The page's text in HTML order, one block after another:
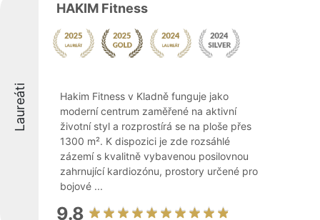
Laureáti
HAKIM Fitness
Hakim Fitness v Kladně funguje jako
moderní centrum zaměřené na aktivní
životní styl a rozprostírá se na ploše přes
1300 m². K dispozici je zde rozsáhlé
zázemí s kvalitně vybavenou posilovnou
zahrnující kardiozónu, prostory určené pro
bojové ...
9.8